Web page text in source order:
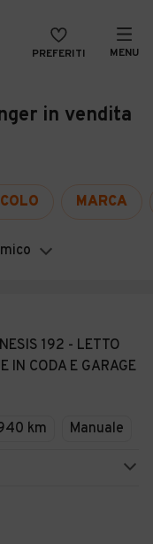
PREFERITI MENU
in vendita
MARCA
192 - LETTO
IN CODA E GARAGE
km Manuale